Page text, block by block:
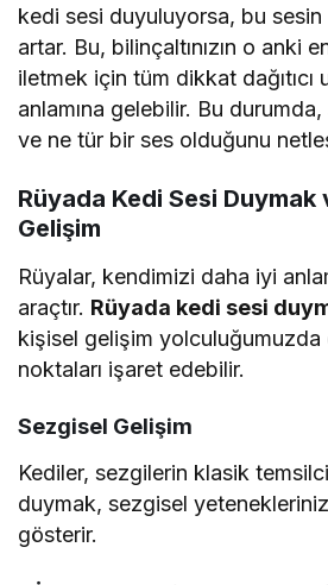
kedi sesi duyuluyorsa, bu
artar. Bu, bilinçaltınızın o anki
iletmek için tüm dikkat dağıtıcı
anlamına gelebilir. Bu
ve ne tür bir ses olduğunu
Rüyada Kedi Sesi Duymak
Gelişim
Rüyalar, kendimizi daha iyi
araçtır. Rüyada kedi sesi
kişisel gelişim yolculuğumuzda
noktaları işaret edebilir.
Sezgisel Gelişim
Kediler, sezgilerin klasik
duymak, sezgisel
gösterir.